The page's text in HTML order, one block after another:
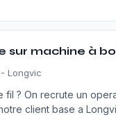
sur machine à
- Longvic
? On recrute un
client base a